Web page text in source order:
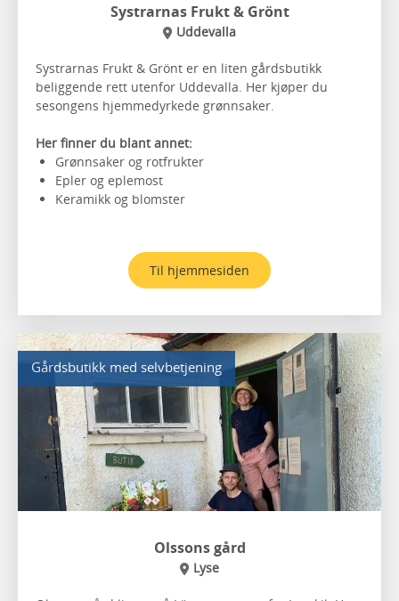
Systrarnas Frukt & Grönt
Uddevalla
Systrarnas Frukt & Grönt er en liten gårdsbutikk
beliggende rett utenfor Uddevalla. Her kjøper du
sesongens hjemmedyrkede grønnsaker.
Her finner du blant annet:
Grønnsaker og rotfrukter
Epler og eplemost
Keramikk og blomster
Til hjemmesiden
Gårdsbutikk med selvbetjening
Olssons gård
Lyse